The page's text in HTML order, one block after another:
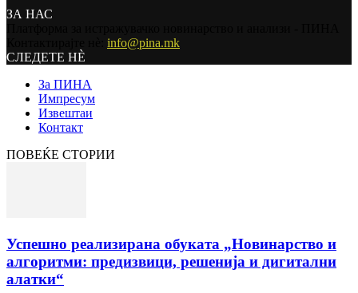
ЗА НАС
info@pina.mk
СЛЕДЕТЕ НЀ
За ПИНА
Импресум
Извештаи
Контакт
ПОВЕЌЕ СТОРИИ
Успешно реализирана обуката „Новинарство и
алгоритми: предизвици, решенија и дигитални
алатки“